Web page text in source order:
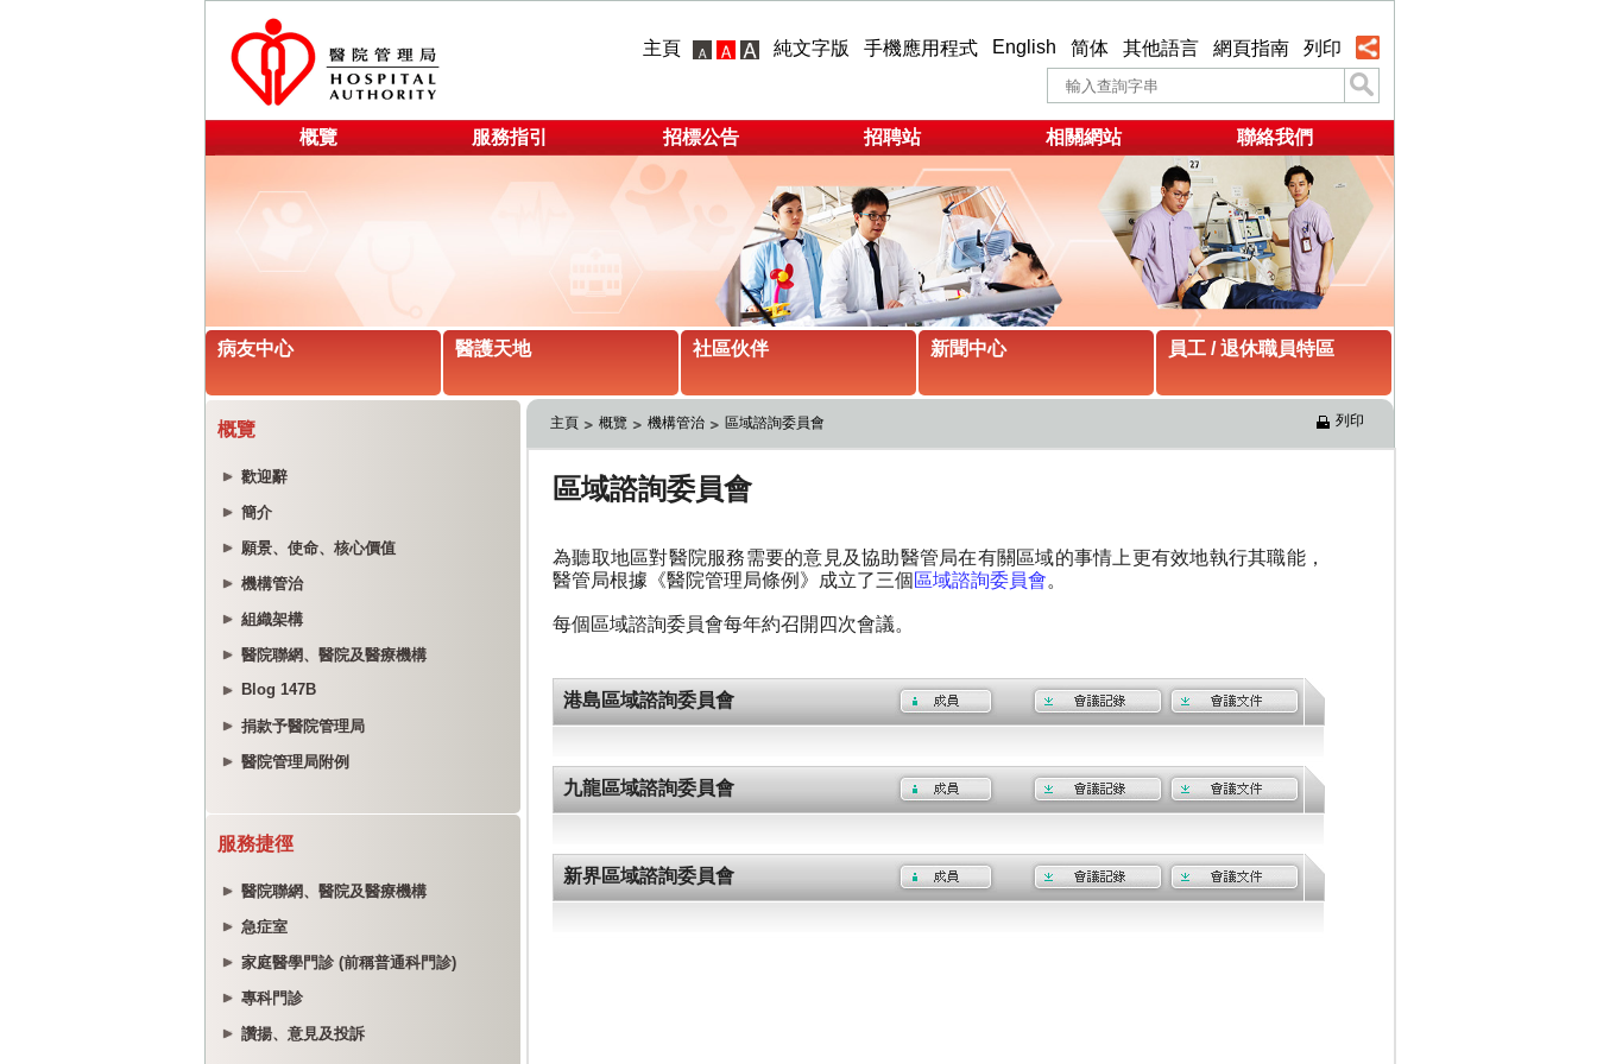
主頁 純文字版 手機應用程式 English 简体 其他語言 網頁指南 列印
概覽 服務指引 招標公告 招聘站 相關網站 聯絡我們
病友中心 醫護天地 社區伙伴 新聞中心 員工 / 退休職員特區
概覽
歡迎辭
簡介
願景、使命、核心價值
機構管治
組織架構
醫院聯網、醫院及醫療機構
Blog 147B
捐款予醫院管理局
醫院管理局附例
服務捷徑
醫院聯網、醫院及醫療機構
急症室
家庭醫學門診 (前稱普通科門診)
專科門診
讚揚、意見及投訴
主頁 概覽 機構管治 區域諮詢委員會 列印